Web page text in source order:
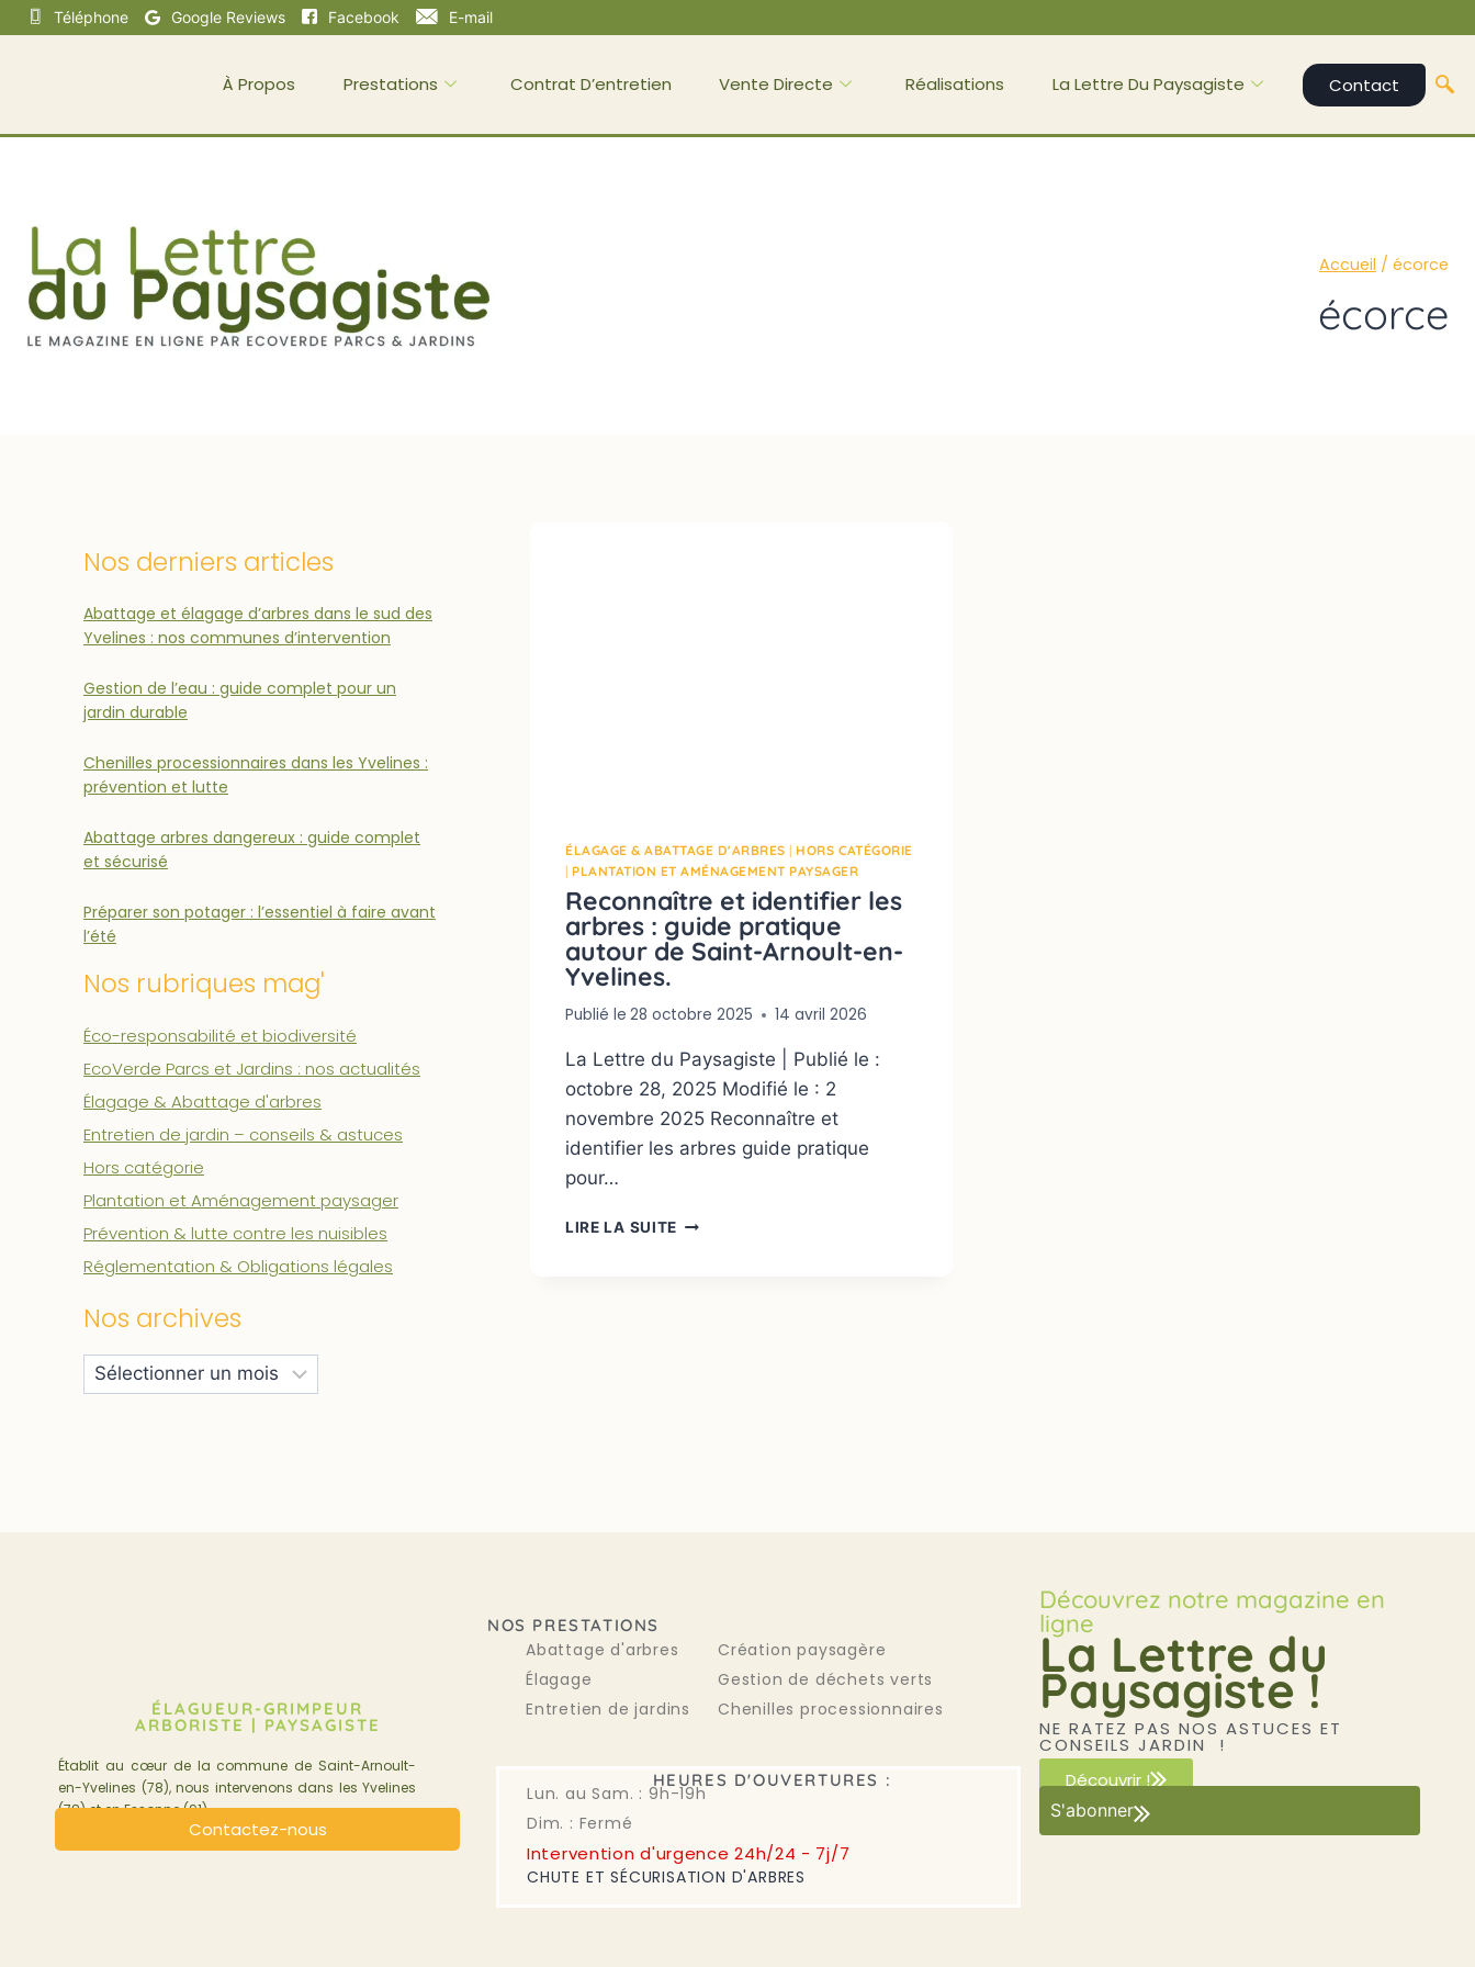
Téléphone Google Reviews Facebook E-mail
À Propos Prestations Contrat D’entretien Vente Directe Réalisations La Lettre Du Paysagiste Contact
Accueil / écorce
écorce
ÉLAGAGE & ABATTAGE D'ARBRES | HORS CATÉGORIE
| PLANTATION ET AMÉNAGEMENT PAYSAGER
Reconnaître et identifier les
arbres : guide pratique
autour de Saint-Arnoult-en-
Yvelines.
Publié le 28 octobre 2025 14 avril 2026
La Lettre du Paysagiste | Publié le :
octobre 28, 2025 Modifié le : 2
novembre 2025 Reconnaître et
identifier les arbres guide pratique
pour…
LIRE LA SUITE
Nos derniers articles
Abattage et élagage d’arbres dans le sud des
Yvelines : nos communes d’intervention
Gestion de l’eau : guide complet pour un
jardin durable
Chenilles processionnaires dans les Yvelines :
prévention et lutte
Abattage arbres dangereux : guide complet
et sécurisé
Préparer son potager : l’essentiel à faire avant
l’été
Nos rubriques mag'
Éco-responsabilité et biodiversité
EcoVerde Parcs et Jardins : nos actualités
Élagage & Abattage d'arbres
Entretien de jardin – conseils & astuces
Hors catégorie
Plantation et Aménagement paysager
Prévention & lutte contre les nuisibles
Réglementation & Obligations légales
Nos archives
ÉLAGUEUR-GRIMPEUR
ARBORISTE | PAYSAGISTE
Établit au cœur de la commune de Saint-Arnoult-
en-Yvelines (78), nous intervenons dans les Yvelines
(78) et en Essonne (91).
Contactez-nous
NOS PRESTATIONS
Abattage d'arbres
Élagage
Entretien de jardins
Création paysagère
Gestion de déchets verts
Chenilles processionnaires
HEURES D'OUVERTURES :
Lun. au Sam. : 9h-19h
Dim. : Fermé
Intervention d'urgence 24h/24 - 7j/7
CHUTE ET SÉCURISATION D'ARBRES
Découvrez notre magazine en
ligne
La Lettre du
Paysagiste !
NE RATEZ PAS NOS ASTUCES ET
CONSEILS JARDIN !
Découvrir !
S'abonner